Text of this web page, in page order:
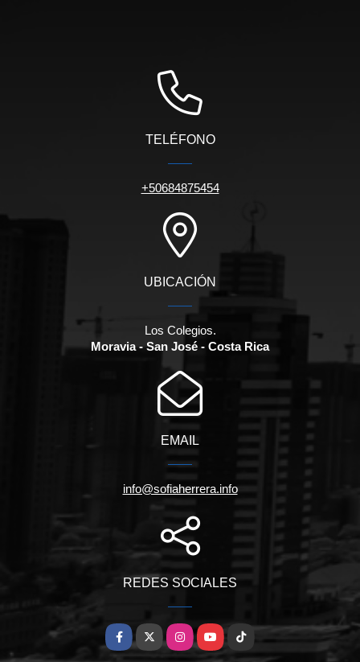
TELÉFONO
+50684875454
UBICACIÓN
Los Colegios.
Moravia - San José - Costa Rica
EMAIL
info@sofiaherrera.info
REDES SOCIALES
Facebook
X InstagramYouTubeTikTok